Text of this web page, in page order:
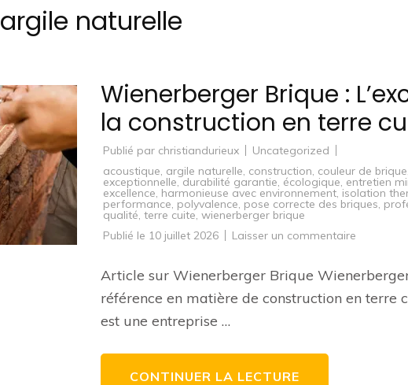
argile naturelle
Wienerberger Brique :
la construction en terre
Publié par christiandurieux
Uncategorized
acoustique, argile naturelle, construction, couleur de brique
exceptionnelle,durabilité garantie, écologique, entretien
excellence, harmonieuse avec environnement, isolation
performance, polyvalence, pose correcte des briques,
qualité, terre cuite, wienerberger brique
Publié le 10 juillet 2026 Laisser un commentaire
la
Article sur Wienerberger Brique
référence en matière de construction en terre
est une entreprise …
CONTINUER LA LECTURE